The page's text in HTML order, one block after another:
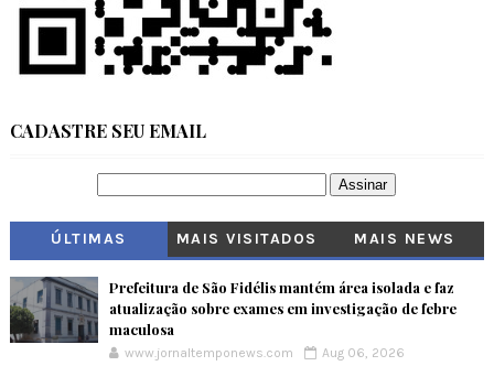
CADASTRE SEU EMAIL
ÚLTIMAS MAIS VISITADOS MAIS NEWS
Prefeitura de São Fidélis mantém área isolada e faz
atualização sobre exames em investigação de febre
maculosa
www.jornaltemponews.com Aug 06, 2026